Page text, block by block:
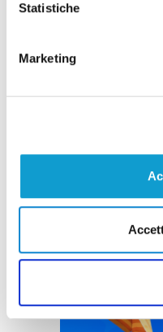
Statistiche
Marketing